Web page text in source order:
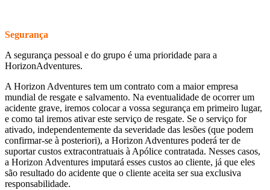
Segurança
A segurança pessoal e do grupo é uma prioridade para a
HorizonAdventures.
A Horizon Adventures tem um contrato com a maior empresa
mundial de resgate e salvamento. Na eventualidade de ocorrer um
acidente grave, iremos colocar a vossa segurança em primeiro lugar,
e como tal iremos ativar este serviço de resgate. Se o serviço for
ativado, independentemente da severidade das lesões (que podem
confirmar-se à posteriori), a Horizon Adventures poderá ter de
suportar custos extracontratuais à Apólice contratada. Nesses casos,
a Horizon Adventures imputará esses custos ao cliente, já que eles
são resultado do acidente que o cliente aceita ser sua exclusiva
responsabilidade.